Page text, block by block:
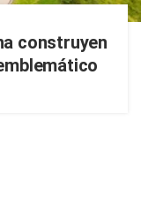
construyen